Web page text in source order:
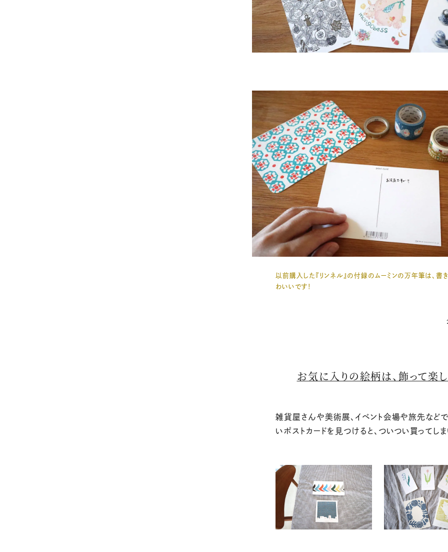
以前購入した『リンネル』の付録のムーミンの万年筆は、書
わいいです！
お気に入りの絵柄は、飾って楽
雑貨屋さんや美術展、イベント会場や旅先など
いポストカードを見つけると、ついつい買ってしま